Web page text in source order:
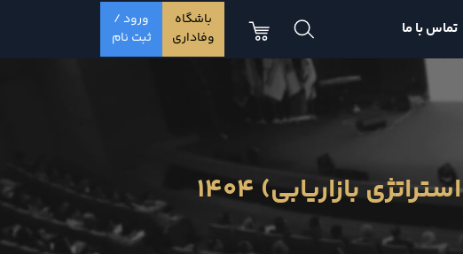
تماس با ما
باشگاه
وفاداری
ورود /
ثبت نام
بازاریابی) 1404